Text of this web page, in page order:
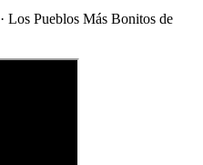
· Los Pueblos Más Bonitos de